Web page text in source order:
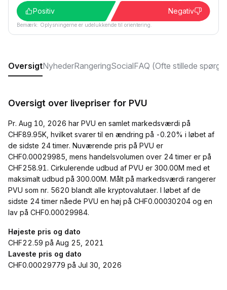
Positiv
Negativ
Bemærk: Oplysningerne er udelukkende til orientering.
OversigtNyhederRangeringSocialFAQ (Ofte stillede
Oversigt over livepriser for PVU
Pr. Aug 10, 2026 har PVU en samlet markedsværdi på
CHF89.95K, hvilket svarer til en ændring på -0.20% i løbet af
de sidste 24 timer. Nuværende pris på PVU er
CHF0.00029985, mens handelsvolumen over 24 timer er på
CHF258.91. Cirkulerende udbud af PVU er 300.00M med et
maksimalt udbud på 300.00M. Målt på markedsværdi rangerer
PVU som nr. 5620 blandt alle kryptovalutaer. I løbet af de
sidste 24 timer nåede PVU en høj på CHF0.00030204 og en
lav på CHF0.00029984.
Højeste pris og dato
CHF22.59 på Aug 25, 2021
Laveste pris og dato
CHF0.00029779 på Jul 30, 2026